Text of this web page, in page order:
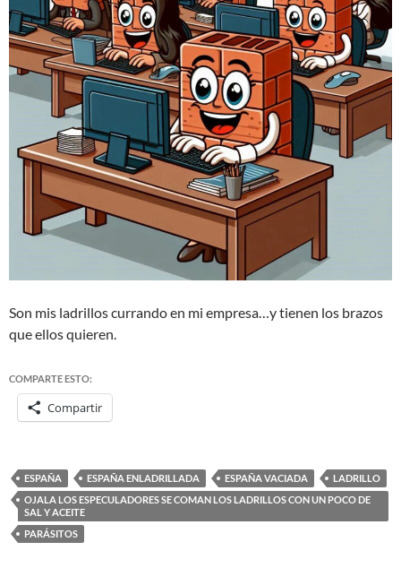
Son mis ladrillos currando en mi empresa…y tienen los brazos
que ellos quieren.
COMPARTE ESTO:
Compartir
ESPAÑA ESPAÑA ENLADRILLADA ESPAÑA VACIADA
LADRILLO
OJALA LOS ESPECULADORES SE COMAN LOS LADRILLOS CON UN POCO DE
SAL Y ACEITE
PARÁSITOS